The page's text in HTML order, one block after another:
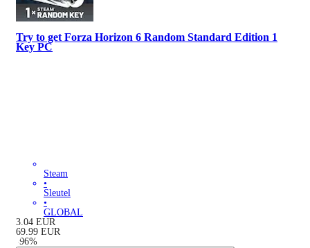
Try to get Forza Horizon 6 Random Standard Edition 1
Key PC
Steam
•
Sleutel
•
GLOBAL
3.04 EUR
69.99 EUR
-96%